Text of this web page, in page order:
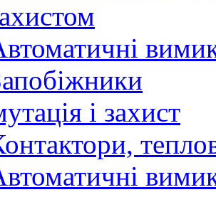
і захист